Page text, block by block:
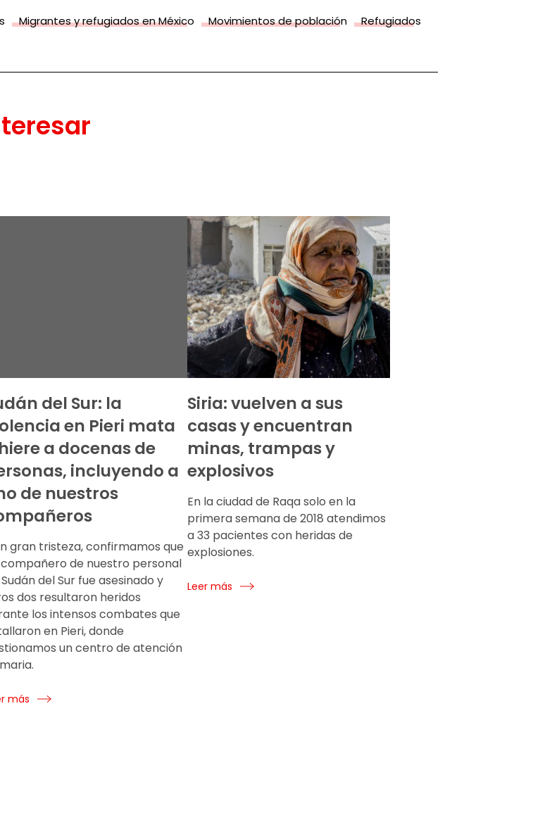
Migrantes y refugiados en México Movimientos de población Refugiados
del Sur: la
en Pieri mata
a docenas de
incluyendo a
de nuestros
gran tristeza, confirmamos que
de nuestro personal
del Sur fue asesinado y
dos resultaron heridos
los intensos combates que
en Pieri, donde
un centro de atención
más
Siria: vuelven a sus
casas y encuentran
minas, trampas y
explosivos
En la ciudad de Raqa solo en la
primera semana de 2018 atendimos
a 33 pacientes con heridas de
explosiones.
Leer más